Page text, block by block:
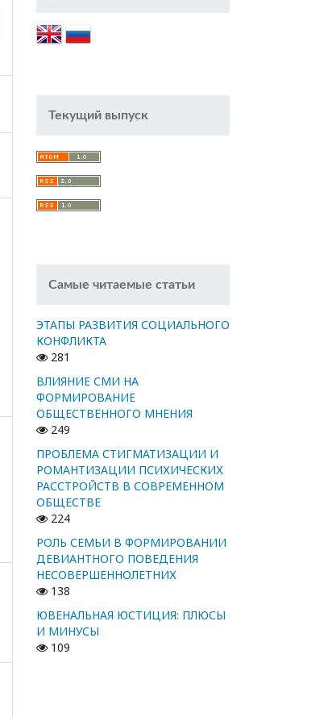
Текущий выпуск
Самые читаемые статьи
ЭТАПЫ РАЗВИТИЯ СОЦИАЛЬНОГО
КОНФЛИКТА
281
ВЛИЯНИЕ СМИ НА
ФОРМИРОВАНИЕ
ОБЩЕСТВЕННОГО МНЕНИЯ
249
ПРОБЛЕМА СТИГМАТИЗАЦИИ И
РОМАНТИЗАЦИИ ПСИХИЧЕСКИХ
РАССТРОЙСТВ В СОВРЕМЕННОМ
ОБЩЕСТВЕ
224
РОЛЬ СЕМЬИ В ФОРМИРОВАНИИ
ДЕВИАНТНОГО ПОВЕДЕНИЯ
НЕСОВЕРШЕННОЛЕТНИХ
138
ЮВЕНАЛЬНАЯ ЮСТИЦИЯ: ПЛЮСЫ
И МИНУСЫ
109